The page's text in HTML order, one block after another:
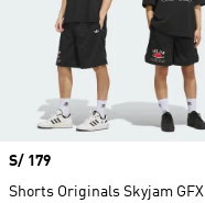
Precio
S/ 179
Shorts Originals Skyjam GFX